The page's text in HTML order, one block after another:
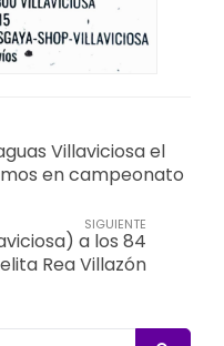
Villaviciosa el
en campeonato
SIGUIENTE
a los 84
Rea Villazón